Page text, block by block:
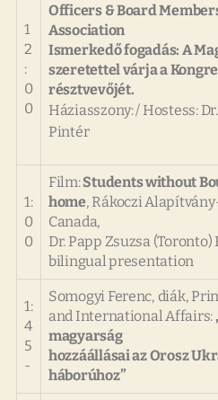
1
2
:
0
0
Officers & Board
Association
Ismerkedő fogadás: A
szeretettel várja a
résztvevőjét.
Háziasszony: / Hostess:
Pintér
1:
0
0
Film:Students without
home, Rákoczi
Canada,
Dr. Papp Zsuzsa
bilingual presentation
1:
4
5
-
Somogyi Ferenc, diák,
and International Affairs:
magyarság
hozzáállásai az Orosz
háborúhoz”